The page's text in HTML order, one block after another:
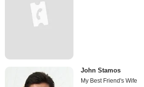
John Stamos
My Best Friend's Wife